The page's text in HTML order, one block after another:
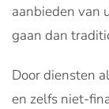
aanbieden van
gaan dan
Door diensten
en zelfs niet-